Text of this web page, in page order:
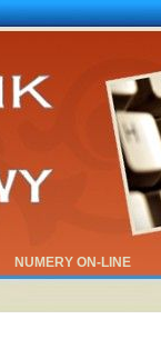
NUMERY ON-LINE